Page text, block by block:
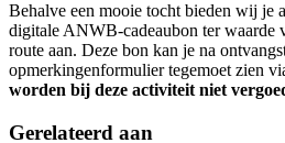
Behalve een mooie tocht bieden wij je
digitale ANWB-cadeaubon ter waarde
route aan. Deze bon kan je na
opmerkingenformulier tegemoet zien
worden bij deze activiteit niet
Gerelateerd aan